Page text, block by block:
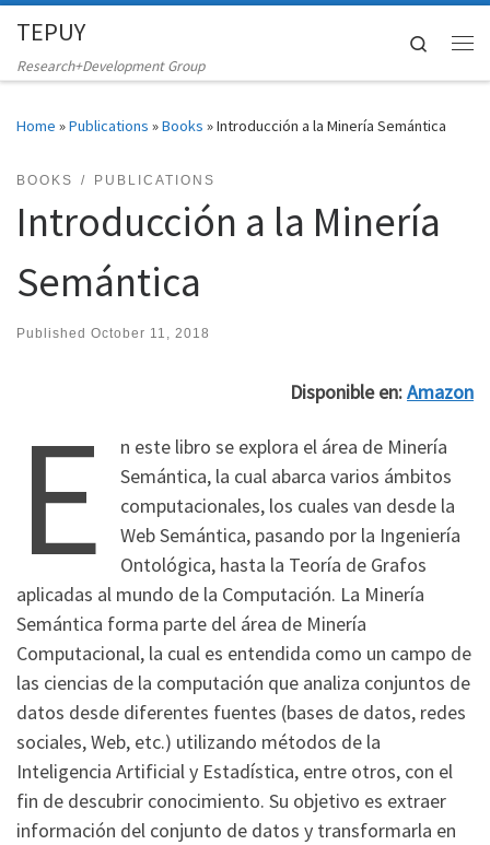
Skip to content
TEPUY
Research+Development Group
Search
Home »Publications »Books »Introducción a la Minería Semántica
BOOKS PUBLICATIONS
Introducción a la Minería
Semántica
Published October 11, 2018
Disponible en:Amazon
E
n este libro se explora el área de Minería
Semántica, la cual abarca varios ámbitos
computacionales, los cuales van desde la
Web Semántica, pasando por la Ingeniería
Ontológica, hasta la Teoría de Grafos
aplicadas al mundo de la Computación. La Minería
Semántica forma parte del área de Minería
Computacional, la cual es entendida como un campo de
las ciencias de la computación que analiza conjuntos de
datos desde diferentes fuentes (bases de datos, redes
sociales, Web, etc.) utilizando métodos de la
Inteligencia Artificial y Estadística, entre otros, con el
fin de descubrir conocimiento. Su objetivo es extraer
información del conjunto de datos y transformarla en